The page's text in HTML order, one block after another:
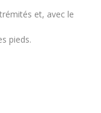
et, avec le
pieds.